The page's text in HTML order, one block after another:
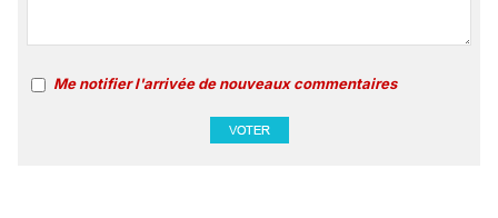
Me notifier l'arrivée de nouveaux commentaires